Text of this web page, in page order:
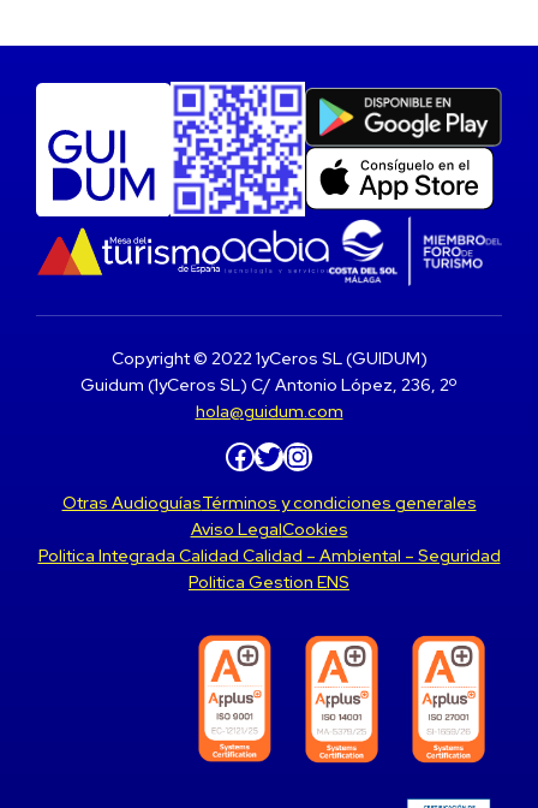
Copyright © 2022 1yCeros SL (GUIDUM)
Guidum (1yCeros SL) C/ Antonio López, 236, 2º
hola@guidum.com
Facebook Twitter Instagram
Otras AudioguíasTérminos y condiciones generales
Aviso LegalCookies
Politica Integrada Calidad Calidad – Ambiental – Seguridad
Politica Gestion ENS